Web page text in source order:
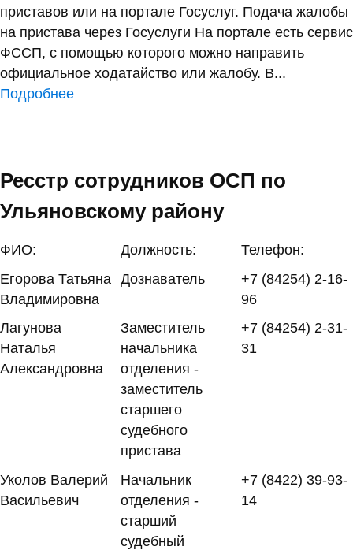
приставов или на портале Госуслуг. Подача жалобы
на пристава через Госуслуги На портале есть сервис
ФССП, с помощью которого можно направить
официальное ходатайство или жалобу. В...
Подробнее
Ресстр сотрудников ОСП по
Ульяновскому району
ФИО: Должность:
Телефон:
Егорова Татьяна
Владимировна
Дознаватель
+7 (84254) 2-16-
96
Лагунова
Наталья
Александровна
Заместитель
начальника
отделения -
заместитель
старшего
судебного
пристава
+7 (84254) 2-31-
31
Уколов Валерий
Васильевич
Начальник
отделения -
старший
судебный
+7 (8422) 39-93-
14